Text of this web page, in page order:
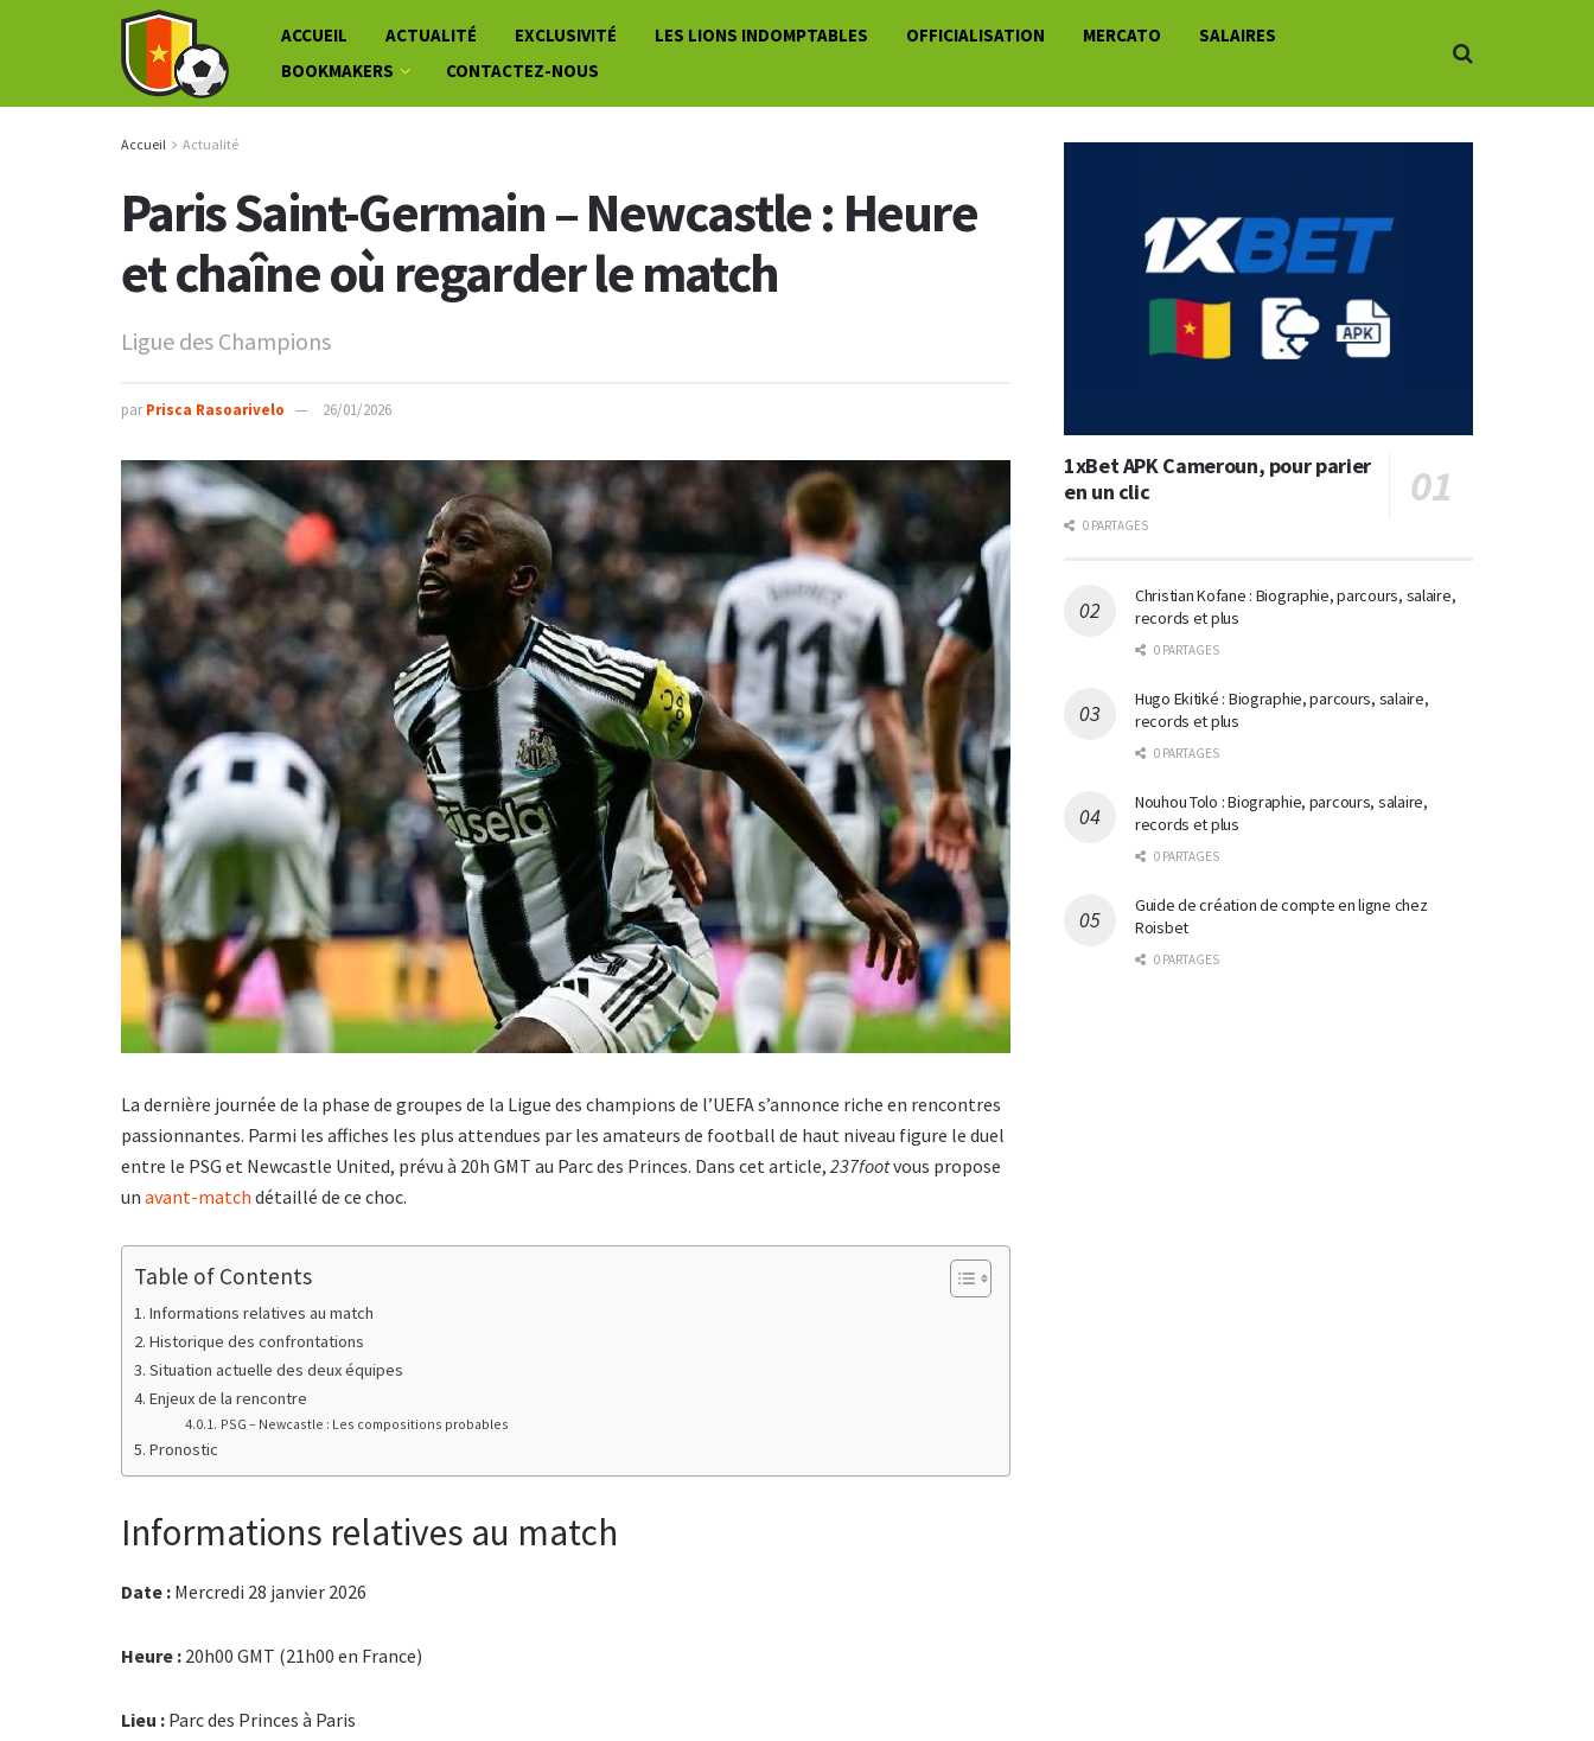
ACCUEIL ACTUALITÉ EXCLUSIVITÉ LES LIONS INDOMPTABLES OFFICIALISATION MERCATO
SALAIRES
BOOKMAKERS
CONTACTEZ-NOUS
Accueil Actualité
Paris Saint-Germain – Newcastle : Heure
et chaîne où regarder le match
Ligue des Champions
par Prisca Rasoarivelo 26/01/2026
La dernière journée de la phase de groupes de la Ligue des champions de l’UEFA s’annonce riche en rencontres
passionnantes. Parmi les affiches les plus attendues par les amateurs de football de haut niveau figure le duel
entre le PSG et Newcastle United, prévu à 20h GMT au Parc des Princes. Dans cet article, 237footvous propose
un avant-match détaillé de ce choc.
Table of Contents
Informations relatives au match
Historique des confrontations
Situation actuelle des deux équipes
Enjeux de la rencontre
PSG – Newcastle : Les compositions probables
Pronostic
Informations relatives au match
Date : Mercredi 28 janvier 2026
Heure : 20h00 GMT (21h00 en France)
Lieu : Parc des Princes à Paris
1xBet APK Cameroun, pour parier
en un clic
0 PARTAGES
Christian Kofane : Biographie, parcours, salaire,
records et plus
0 PARTAGES
Hugo Ekitiké : Biographie, parcours, salaire,
records et plus
0 PARTAGES
Nouhou Tolo : Biographie, parcours, salaire,
records et plus
0 PARTAGES
Guide de création de compte en ligne chez
Roisbet
0 PARTAGES